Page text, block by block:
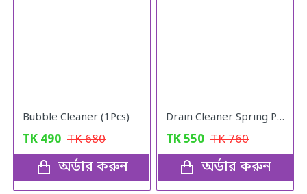
Bubble Cleaner (1Pcs)
TK 490 TK680
অর্ডার করুন
Drain Cleaner Spring Pipe
TK550 TK760
অর্ডার করুন